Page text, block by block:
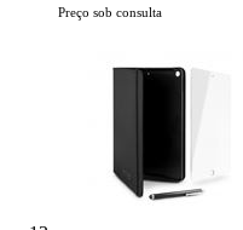
Preço sob consulta